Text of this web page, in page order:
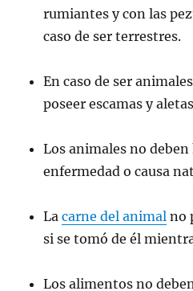
rumiantes y con las
caso de ser terrestres.
En caso de ser
poseer escamas y
Los animales no
enfermedad o causa
Lacarne del animal no
si se tomó de él
Los alimentos no